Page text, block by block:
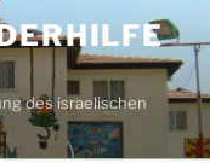
des israelischen